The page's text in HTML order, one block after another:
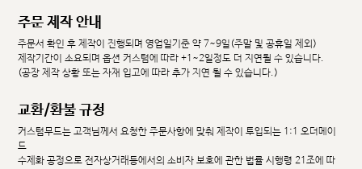
주문 제작 안내
주문서 확인 후 제작이 진행되며 영업일기준 약 7~9일(주말 및 공휴일 제외)
제작기간이 소요되며 옵션 커스텀에 따라 +1~2일정도 더 지연될 수 있습니다.
(공장 제작 상황 또는 자재 입고에 따라 추가 지연 될 수 있습니다.)
교환/환불 규정
커스텀무드는 고객님께서 요청한 주문사항에 맞춰 제작이 투입되는 1:1 오더메이
드
수제화 공정으로 전자상거래등에서의 소비자 보호에 관한 법률 시행령 21조에 따